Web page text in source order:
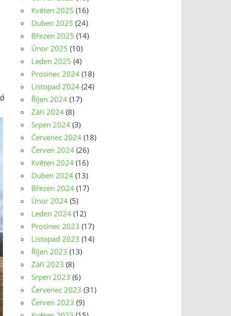
Květen 2025 (16)
Duben 2025 (24)
Březen 2025 (14)
Únor 2025 (10)
Leden 2025 (4)
Prosinec 2024 (18)
Listopad 2024 (24)
Říjen 2024 (17)
Září 2024 (8)
Srpen 2024 (3)
Červenec 2024 (18)
Červen 2024 (26)
Květen 2024 (16)
Duben 2024 (13)
Březen 2024 (17)
Únor 2024 (5)
Leden 2024 (12)
Prosinec 2023 (17)
Listopad 2023 (14)
Říjen 2023 (13)
Září 2023 (8)
Srpen 2023 (6)
Červenec 2023 (31)
Červen 2023 (9)